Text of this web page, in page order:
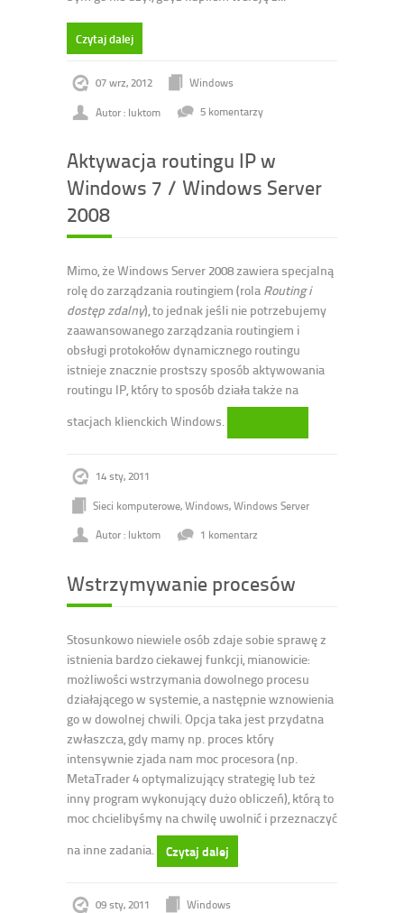
Czytaj dalej
07 wrz, 2012
Windows
Autor : luktom
5 komentarzy
Aktywacja routingu IP w
Windows 7 / Windows Server
2008
Mimo, że Windows Server 2008 zawiera specjalną
rolę do zarządzania routingiem (rola Routing i
dostęp zdalny), to jednak jeśli nie potrzebujemy
zaawansowanego zarządzania routingiem i
obsługi protokołów dynamicznego routingu
istnieje znacznie prostszy sposób aktywowania
routingu IP, który to sposób działa także na
stacjach klienckich Windows.
14 sty, 2011
Sieci komputerowe,Windows,Windows Server
Autor : luktom
1 komentarz
Wstrzymywanie procesów
Stosunkowo niewiele osób zdaje sobie sprawę z
istnienia bardzo ciekawej funkcji, mianowicie:
możliwości wstrzymania dowolnego procesu
działającego w systemie, a następnie wznowienia
go w dowolnej chwili. Opcja taka jest przydatna
zwłaszcza, gdy mamy np. proces który
intensywnie zjada nam moc procesora (np.
MetaTrader 4 optymalizujący strategię lub też
inny program wykonujący dużo obliczeń), którą to
moc chcielibyśmy na chwilę uwolnić i przeznaczyć
na inne zadania.
Czytaj dalej
09 sty, 2011
Windows